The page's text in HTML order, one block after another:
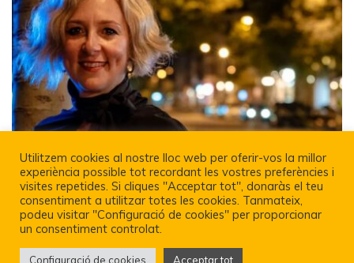
Utilitzem cookies al nostre lloc web per oferir-vos la millor
experiència possible tot recordant les vostres preferències i
visites repetides. Si cliques "Acceptar tot", donaràs el teu
consentiment a utilitzar totes les cookies. Tanmateix,
podeu visitar "Configuració de cookies" per proporcionar
un consentiment controlat.
Configuració de cookies Acceptar tot